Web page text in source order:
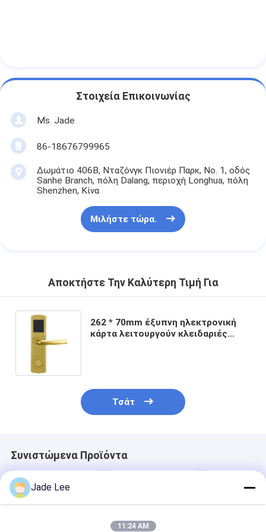
future!Στοιχεία Επικοινωνίας
Ms. Jade
86-18676799965
Δωμάτιο 406B, Νταζόνγκ Πιονιέρ Παρκ, Νο. 1, οδός
Sanhe Branch, πόλη Dalang, περιοχή Longhua, πόλη
Shenzhen, Κίνα
Μιλήστε τώρα.
Αποκτήστε Την Καλύτερη Τιμή Για
262 * 70mm έξυπνη ηλεκτρονική
κάρτα λειτουργούν κλειδαριές
Τσάτ
Συνιστώμενα Προϊόντα
Jade Lee
11:24 AM